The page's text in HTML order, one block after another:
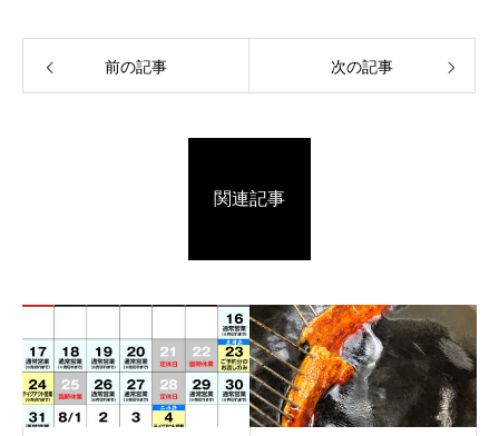
前の記事 次の記事
関連記事